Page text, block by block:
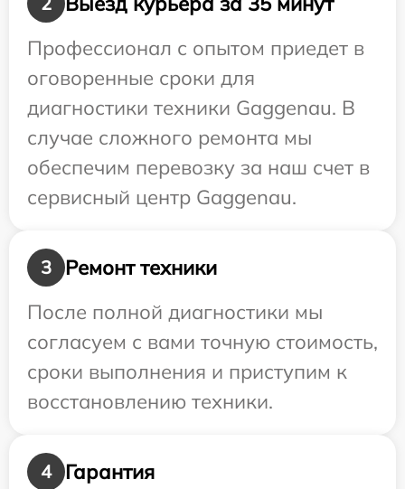
Профессионал с опытом приедет в
оговоренные сроки для
диагностики техники Gaggenau. В
случае сложного ремонта мы
обеспечим перевозку за наш счет в
сервисный центр Gaggenau.
3
Ремонт техники
После полной диагностики мы
согласуем с вами точную стоимость,
сроки выполнения и приступим к
восстановлению техники.
4
Гарантия